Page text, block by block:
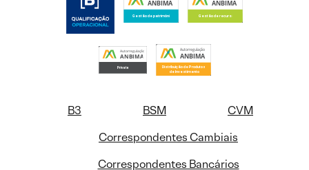
B3 BSM
CVM
Correspondentes Cambiais
Correspondentes Bancários